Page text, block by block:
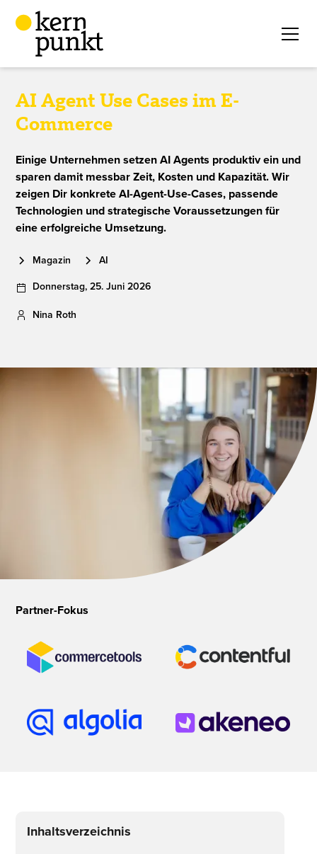
AI Agent Use Cases im E-
Commerce
Einige Unternehmen setzen AI Agents produktiv ein und
sparen damit messbar Zeit, Kosten und Kapazität. Wir
zeigen Dir konkrete AI-Agent-Use-Cases, passende
Technologien und strategische Voraussetzungen für
eine erfolgreiche Umsetzung.
Magazin
AI
Donnerstag,25.Juni 2026
Nina Roth
Partner-Fokus
Inhaltsverzeichnis